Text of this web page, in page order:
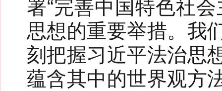
署“完善中国特色社
思想的重要举措。我
刻把握习近平法治思
蕴含其中的世界观方